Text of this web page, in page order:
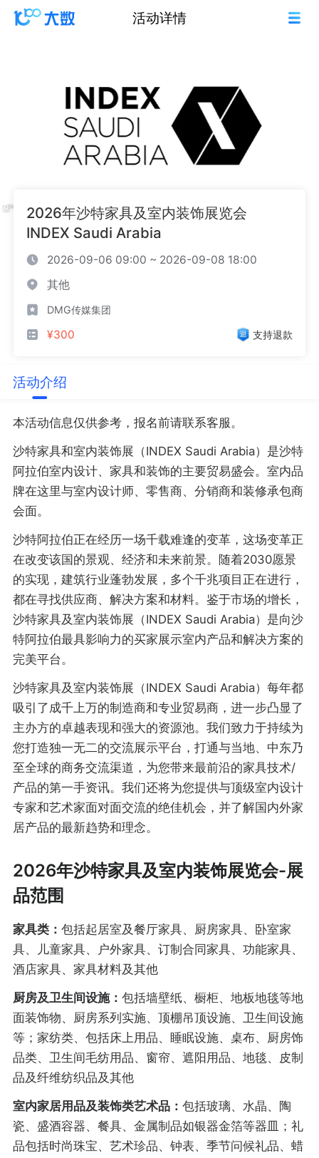
活动详情
2026年沙特家具及室内装饰展览会
INDEX Saudi Arabia
2026-09-06 09:00 ~ 2026-09-08 18:00
其他
DMG传媒集团
¥300 支持退款
活动介绍
本活动信息仅供参考，报名前请联系客服。
沙特家具和室内装饰展（INDEX Saudi Arabia）是沙特
阿拉伯室内设计、家具和装饰的主要贸易盛会。室内品
牌在这里与室内设计师、零售商、分销商和装修承包商
会面。
沙特阿拉伯正在经历一场千载难逢的变革，这场变革正
在改变该国的景观、经济和未来前景。随着2030愿景
的实现，建筑行业蓬勃发展，多个千兆项目正在进行，
都在寻找供应商、解决方案和材料。鉴于市场的增长，
沙特家具及室内装饰展（INDEX Saudi Arabia）是向沙
特阿拉伯最具影响力的买家展示室内产品和解决方案的
完美平台。
沙特家具及室内装饰展（INDEX Saudi Arabia）每年都
吸引了成千上万的制造商和专业贸易商，进一步凸显了
主办方的卓越表现和强大的资源池。我们致力于持续为
您打造独一无二的交流展示平台，打通与当地、中东乃
至全球的商务交流渠道，为您带来最前沿的家具技术/
产品的第一手资讯。我们还将为您提供与顶级室内设计
专家和艺术家面对面交流的绝佳机会，并了解国内外家
居产品的最新趋势和理念。
2026年沙特家具及室内装饰展览会-展
品范围
家具类： 包括起居室及餐厅家具、厨房家具、卧室家
具、儿童家具、户外家具、订制合同家具、功能家具、
酒店家具、家具材料及其他
厨房及卫生间设施： 包括墙壁纸、橱柜、地板地毯等地
面装饰物、厨房系列实施、顶棚吊顶设施、卫生间设施
等；家纺类、包括床上用品、睡眠设施、桌布、厨房饰
品类、卫生间毛纺用品、窗帘、遮阳用品、地毯、皮制
品及纤维纺织品及其他
室内家居用品及装饰类艺术品： 包括玻璃、水晶、陶
瓷、盛酒容器、餐具、金属制品如银器金箔等器皿；礼
品包括时尚珠宝、艺术珍品、钟表、季节问候礼品、蜡